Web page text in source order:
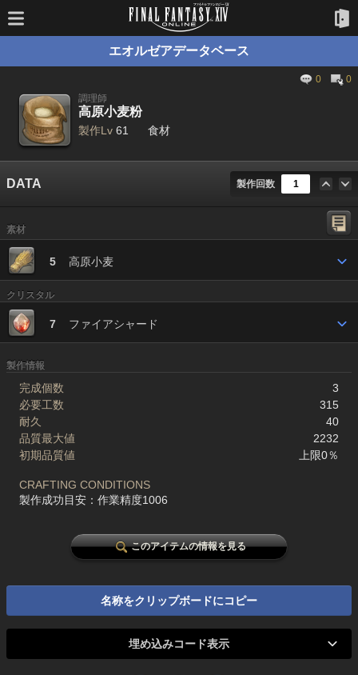
エオルゼアデータベース
0
0
調理師
高原小麦粉
製作Lv 61 食材
DATA 製作回数
素材
5 高原小麦
クリスタル
7 ファイアシャード
製作情報
完成個数
3
必要工数
315
耐久
40
品質最大値
2232
初期品質値
上限0％
CRAFTING CONDITIONS
製作成功目安：作業精度1006
このアイテムの情報を見る
名称をクリップボードにコピー
埋め込みコード表示